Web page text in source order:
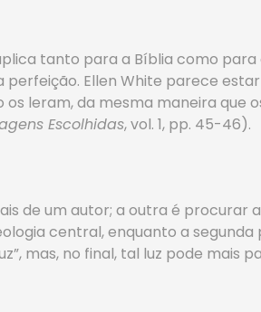
tanto para a Bíblia como para
perfeição. Ellen White parece estar
leram, da mesma maneira que
Escolhidas, vol. 1, pp. 45-46).
de um autor; a outra é procurar
central, enquanto a segunda
mas, no final, tal luz pode mais